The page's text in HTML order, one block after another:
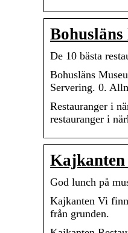
De 10 bästa
Bohusläns
Servering. 0.
Restauranger i
restauranger i
Kajkanten
God lunch på
Kajkanten Vi
från grunden.